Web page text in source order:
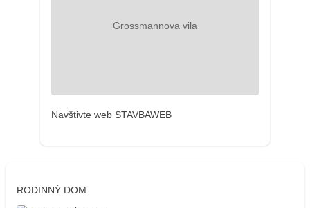
Navštivte web STAVBAWEB
RODINNÝ DOM